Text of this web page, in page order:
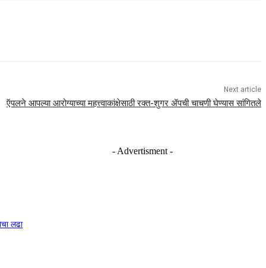
Next article
ऍपलने आपल्या आरोग्याच्या महत्त्वाकांक्षेसाठी रक्त-शुगर ॲपची चाचणी घेण्यास सांगितले
- Advertisment -
लढा